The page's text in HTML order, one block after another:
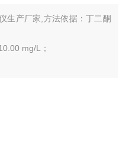
生产厂家,方法依据：丁二酮
mg/L；